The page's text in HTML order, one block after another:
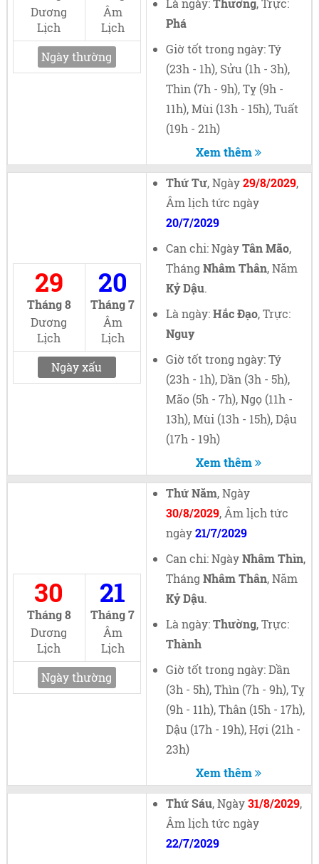
Dương
Lịch
Âm
Lịch
Ngày thường
Là ngày:Thường, Trực:
Phá
Giờ tốt trong ngày: Tý
(23h - 1h), Sửu (1h - 3h),
Thìn (7h - 9h), Tỵ (9h -
11h), Mùi (13h - 15h), Tuất
(19h - 21h)
Xem thêm
29
Tháng 8
Dương
Lịch
20
Tháng 7
Âm
Lịch
Ngày xấu
Thứ Tư, Ngày29/8/2029,
Âm lịch tức ngày
20/7/2029
Can chi: NgàyTân Mão,
Tháng Nhâm Thân, Năm
Kỷ Dậu.
Là ngày:Hắc Đạo, Trực:
Nguy
Giờ tốt trong ngày: Tý
(23h - 1h), Dần (3h - 5h),
Mão (5h - 7h), Ngọ (11h -
13h), Mùi (13h - 15h), Dậu
(17h - 19h)
Xem thêm
30
Tháng 8
Dương
Lịch
21
Tháng 7
Âm
Lịch
Ngày thường
Thứ Năm, Ngày
30/8/2029, Âm lịch tức
ngày21/7/2029
Can chi: NgàyNhâm Thìn,
Tháng Nhâm Thân, Năm
Kỷ Dậu.
Là ngày:Thường, Trực:
Thành
Giờ tốt trong ngày: Dần
(3h - 5h), Thìn (7h - 9h), Tỵ
(9h - 11h), Thân (15h - 17h),
Dậu (17h - 19h), Hợi (21h -
23h)
Xem thêm
Thứ Sáu, Ngày31/8/2029,
Âm lịch tức ngày
22/7/2029